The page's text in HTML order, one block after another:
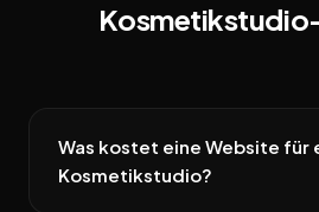
Was kostet eine Website für
Kosmetikstudio?